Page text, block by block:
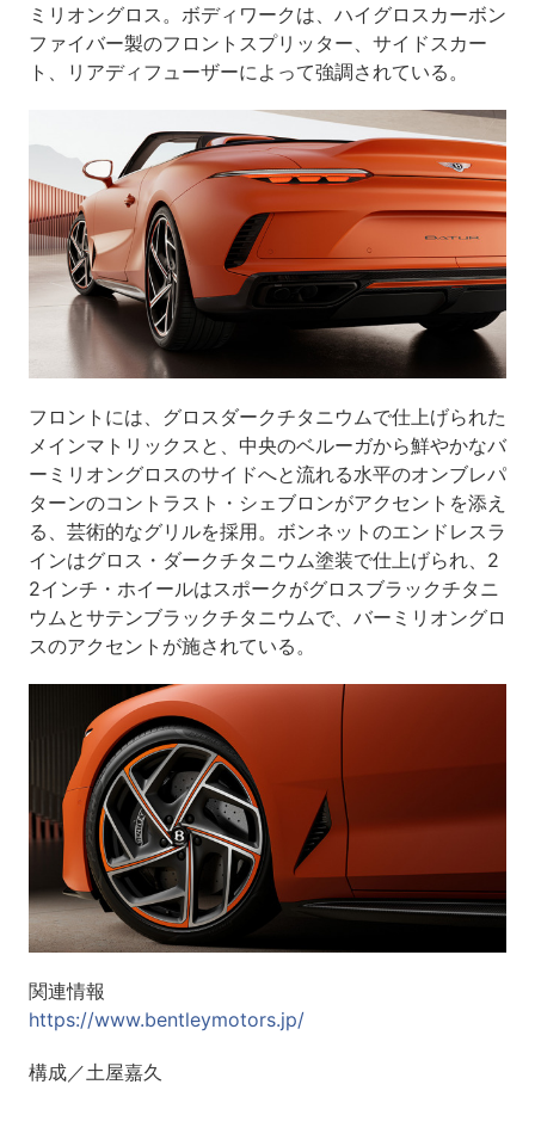
ミリオングロス。ボディワークは、ハイグロスカーボン
ファイバー製のフロントスプリッター、サイドスカー
ト、リアディフューザーによって強調されている。
フロントには、グロスダークチタニウムで仕上げられた
メインマトリックスと、中央のベルーガから鮮やかなバ
ーミリオングロスのサイドへと流れる水平のオンブレパ
ターンのコントラスト・シェブロンがアクセントを添え
る、芸術的なグリルを採用。ボンネットのエンドレスラ
インはグロス・ダークチタニウム塗装で仕上げられ、2
2インチ・ホイールはスポークがグロスブラックチタニ
ウムとサテンブラックチタニウムで、バーミリオングロ
スのアクセントが施されている。
関連情報
https://www.bentleymotors.jp/
構成／土屋嘉久